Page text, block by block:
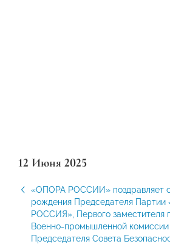
12 Июня 2025
«ОПОРА РОССИИ» поздравляет
рождения Председателя
РОССИЯ», Первого заместителя
Военно-промышленной комиссии
Председателя Совета